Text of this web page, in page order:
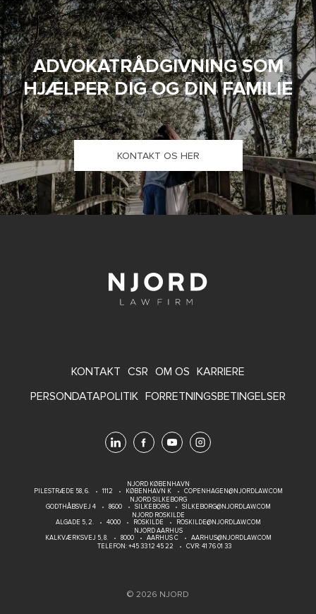
ADVOKATRÅDGIVNING SOM
HJÆLPER DIG OG DIN FAMILIE
KONTAKT OS HER
FOOTER
MENU
KONTAKT CSR OM OS KARRIERE
PERSONDATAPOLITIK FORRETNINGSBETINGELSER
NJORD KØBENHAVN
PILESTRÆDE 58, 6.
1112 KØBENHAVN K
COPENHAGEN@NJORDLAW.COM
NJORD SILKEBORG
GODTHÅBSVEJ 4
8600 SILKEBORG
SILKEBORG@NJORDLAW.COM
NJORD ROSKILDE
ALGADE 5, 2.
4000 ROSKILDE
ROSKILDE@NJORDLAW.COM
NJORD AARHUS
KALKVÆRKSVEJ 5, 8.
8000 AARHUS C
AARHUS@NJORDLAW.COM
TELEFON:+45 33 12 45 22 CVR: 41 76 01 33
© 2026 NJORD